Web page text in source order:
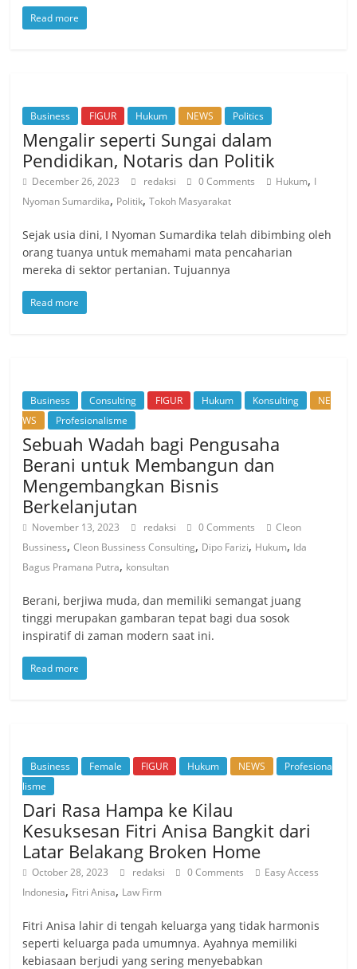
Read more
Business FIGUR Hukum NEWS Politics
Mengalir seperti Sungai dalam
Pendidikan, Notaris dan Politik
December 26, 2023 redaksi 0 Comments Hukum, I
Nyoman Sumardika, Politik,Tokoh Masyarakat
Sejak usia dini, I Nyoman Sumardika telah dibimbing oleh
orang tuanya untuk memahami mata pencaharian
mereka di sektor pertanian. Tujuannya
Read more
Business Consulting FIGUR Hukum Konsulting
NE
WS
Profesionalisme
Sebuah Wadah bagi Pengusaha
Berani untuk Membangun dan
Mengembangkan Bisnis
Berkelanjutan
November 13, 2023 redaksi 0 Comments
Cleon
Bussiness,Cleon Bussiness Consulting, Dipo Farizi, Hukum, Ida
Bagus Pramana Putra, konsultan
Berani, berjiwa muda, dan memiliki semangat juang
tinggi merupakan gambaran tepat bagi dua sosok
inspiratif di zaman modern saat ini.
Read more
Business Female FIGUR Hukum NEWS
Profesiona
lisme
Dari Rasa Hampa ke Kilau
Kesuksesan Fitri Anisa Bangkit dari
Latar Belakang Broken Home
October 28, 2023 redaksi 0 Comments
Easy Access
Indonesia, Fitri Anisa, Law Firm
Fitri Anisa lahir di tengah keluarga yang tidak harmonis
seperti keluarga pada umumnya. Ayahnya memiliki
kebiasaan berjudi yang sering menyebabkan